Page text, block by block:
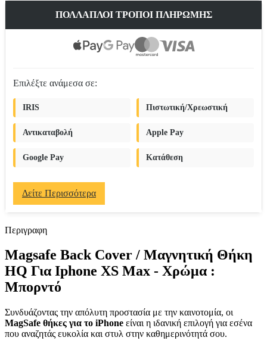
ΠΟΛΛΑΠΛΟΊ ΤΡΌΠΟΙ ΠΛΗΡΩΜΉΣ
Επιλέξτε ανάμεσα σε:
IRIS Πιστωτική/Χρεωστική
Αντικαταβολή Apple Pay
Google Pay Κατάθεση
Δείτε Περισσότερα
Περιγραφη
Magsafe Back Cover / Μαγνητική Θήκη
HQ Για Iphone XS Max - Χρώμα :
Μπορντό
Συνδυάζοντας την απόλυτη προστασία με την καινοτομία, οι
MagSafe θήκες για το iPhone είναι η ιδανική επιλογή για εσένα
που αναζητάς ευκολία και στυλ στην καθημερινότητά σου.